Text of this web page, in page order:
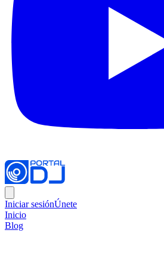
Iniciar sesiónÚnete
Inicio
Blog